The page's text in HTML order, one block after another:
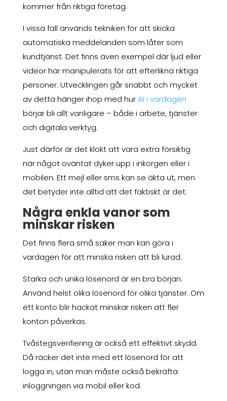
kommer från riktiga företag.
I vissa fall används tekniken för att skicka
automatiska meddelanden som låter som
kundtjänst. Det finns även exempel där ljud eller
videor har manipulerats för att efterlikna riktiga
personer. Utvecklingen går snabbt och mycket
av detta hänger ihop med hurAI i vardagen
börjar bli allt vanligare – både i arbete, tjänster
och digitala verktyg.
Just därför är det klokt att vara extra försiktig
när något oväntat dyker upp i inkorgen eller i
mobilen. Ett mejl eller sms kan se äkta ut, men
det betyder inte alltid att det faktiskt är det.
Några enkla vanor som
minskar risken
Det finns flera små saker man kan göra i
vardagen för att minska risken att bli lurad.
Starka och unika lösenord är en bra början.
Använd helst olika lösenord för olika tjänster. Om
ett konto blir hackat minskar risken att fler
konton påverkas.
Tvåstegsverifiering är också ett effektivt skydd.
Då räcker det inte med ett lösenord för att
logga in, utan man måste också bekräfta
inloggningen via mobil eller kod.